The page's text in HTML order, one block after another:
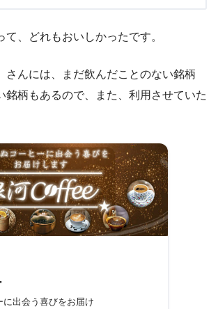
て、どれもおいしかったです。
さんには、まだ飲んだことのない銘柄
銘柄もあるので、また、利用させていた
に出会う喜びをお届け